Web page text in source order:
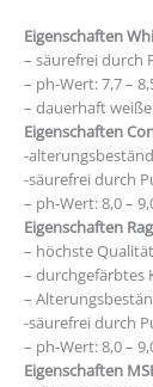
Eigenschaften
– säurefrei durch
– ph-Wert: 7,7 –
– dauerhaft
Eigenschaften
-
-säurefrei durch
– ph-Wert: 8,0 –
Eigenschaften
– höchste
– durchgefärbtes
–
-säurefrei durch
– ph-Wert: 8,0 –
Eigenschaften